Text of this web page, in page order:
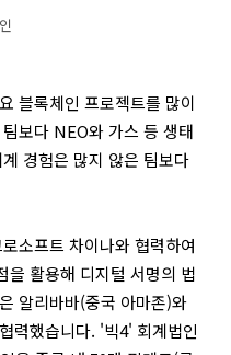
블록체인 프로젝트를 많이
보다 NEO와 가스 등 생태
경험은 많지 않은 팀보다
소프트 차이나와 협력하여
을 활용해 디지털 서명의 법
알리바바(중국 아마존)와
력했습니다. '빅4' 회계법인